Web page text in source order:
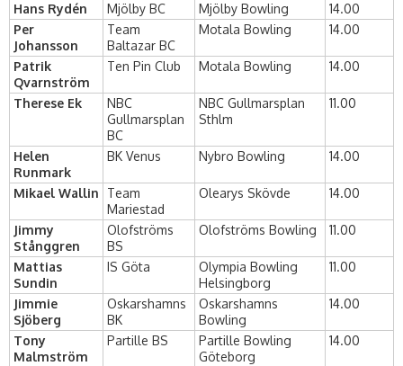
Hans Rydén Mjölby BC Mjölby Bowling
14.00
Per
Johansson
Team
Baltazar BC
Motala Bowling 14.00
Patrik
Qvarnström
Ten Pin Club Motala Bowling 14.00
Therese Ek
NBC
Gullmarsplan
BC
NBC Gullmarsplan
Sthlm
11.00
Helen
Runmark
BK Venus Nybro Bowling 14.00
Mikael Wallin
Team
Mariestad
Olearys Skövde 14.00
Jimmy
Stånggren
Olofströms
BS
Olofströms Bowling 11.00
Mattias
Sundin
IS Göta
Olympia Bowling
Helsingborg
11.00
Jimmie
Sjöberg
Oskarshamns
BK
Oskarshamns
Bowling
14.00
Tony
Malmström
Partille BS
Partille Bowling
Göteborg
14.00